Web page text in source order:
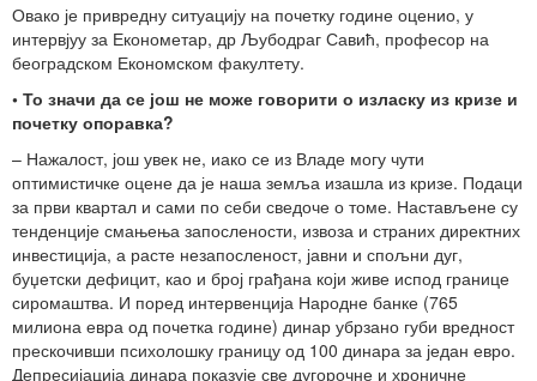
Овако је привредну ситуацију на почетку године оценио, у
интервјуу за Економетар, др Љубодраг Савић, професор на
београдском Економском факултету.
• То значи да се још не може говорити о изласку из кризе и
почетку опоравка?
– Нажалост, још увек не, иако се из Владе могу чути
оптимистичке оцене да је наша земља изашла из кризе. Подаци
за први квартал и сами по себи сведоче о томе. Настављене су
тенденције смањења запослености, извоза и страних директних
инвестиција, а расте незапосленост, јавни и спољни дуг,
буџетски дефицит, као и број грађана који живе испод границе
сиромаштва. И поред интервенција Народне банке (765
милиона евра од почетка године) динар убрзано губи вредност
прескочивши психолошку границу од 100 динара за један евро.
Депресијација динара показује све дугорочне и хроничне